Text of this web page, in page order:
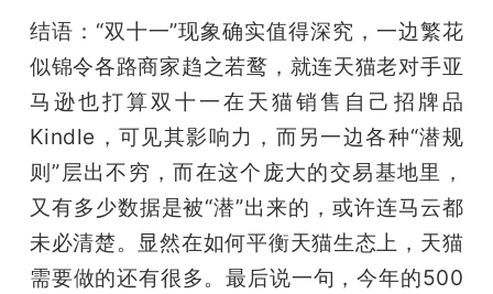
结语：“双十一”现象确实值得深究，一边繁花
似锦令各路商家趋之若鹜，就连天猫老对手亚
马逊也打算双十一在天猫销售自己招牌品
Kindle，可见其影响力，而另一边各种“潜规
则”层出不穷，而在这个庞大的交易基地里，
又有多少数据是被“潜”出来的，或许连马云都
未必清楚。显然在如何平衡天猫生态上，天猫
需要做的还有很多。最后说一句，今年的500